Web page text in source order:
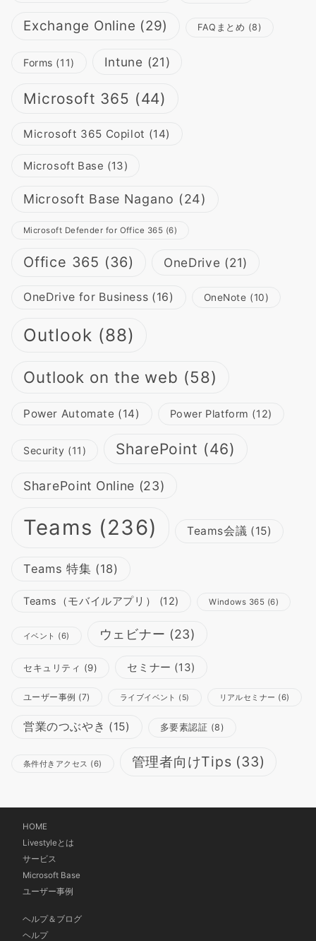
Exchange Online (29) FAQまとめ (8)
Forms (11) Intune (21)
Microsoft 365 (44)
Microsoft 365 Copilot (14)
Microsoft Base (13)
Microsoft Base Nagano (24)
Microsoft Defender for Office 365 (6)
Office 365 (36) OneDrive (21)
OneDrive for Business (16) OneNote (10)
Outlook (88)
Outlook on the web (58)
Power Automate (14) Power Platform (12)
Security (11) SharePoint (46)
SharePoint Online (23)
Teams (236) Teams会議 (15)
Teams 特集 (18)
Teams（モバイルアプリ） (12) Windows 365 (6)
イベント (6) ウェビナー (23)
セキュリティ (9) セミナー (13)
ユーザー事例 (7) ライブイベント (5) リアルセミナー (6)
営業のつぶやき (15) 多要素認証 (8)
条件付きアクセス (6) 管理者向けTips (33)
HOME
Livestyleとは
サービス
Microsoft Base
ユーザー事例
ヘルプ＆ブログ
ヘルプ